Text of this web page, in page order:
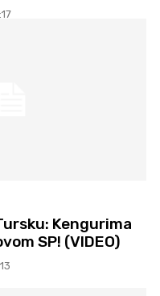
Kengurima
SP! (VIDEO)